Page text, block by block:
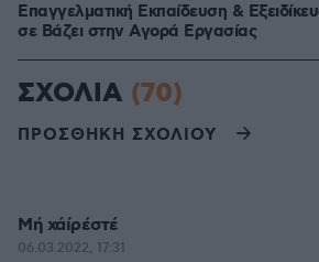
Επαγγελματική Εκπαίδευση &
σε Bάζει στην Aγορά Eργασίας
ΣΧΟΛΙΑ (70)
ΠΡΟΣΘΗΚΗ ΣΧΟΛΙΟΥ
Μή χάίρέστέ
06.03.2022, 17:31